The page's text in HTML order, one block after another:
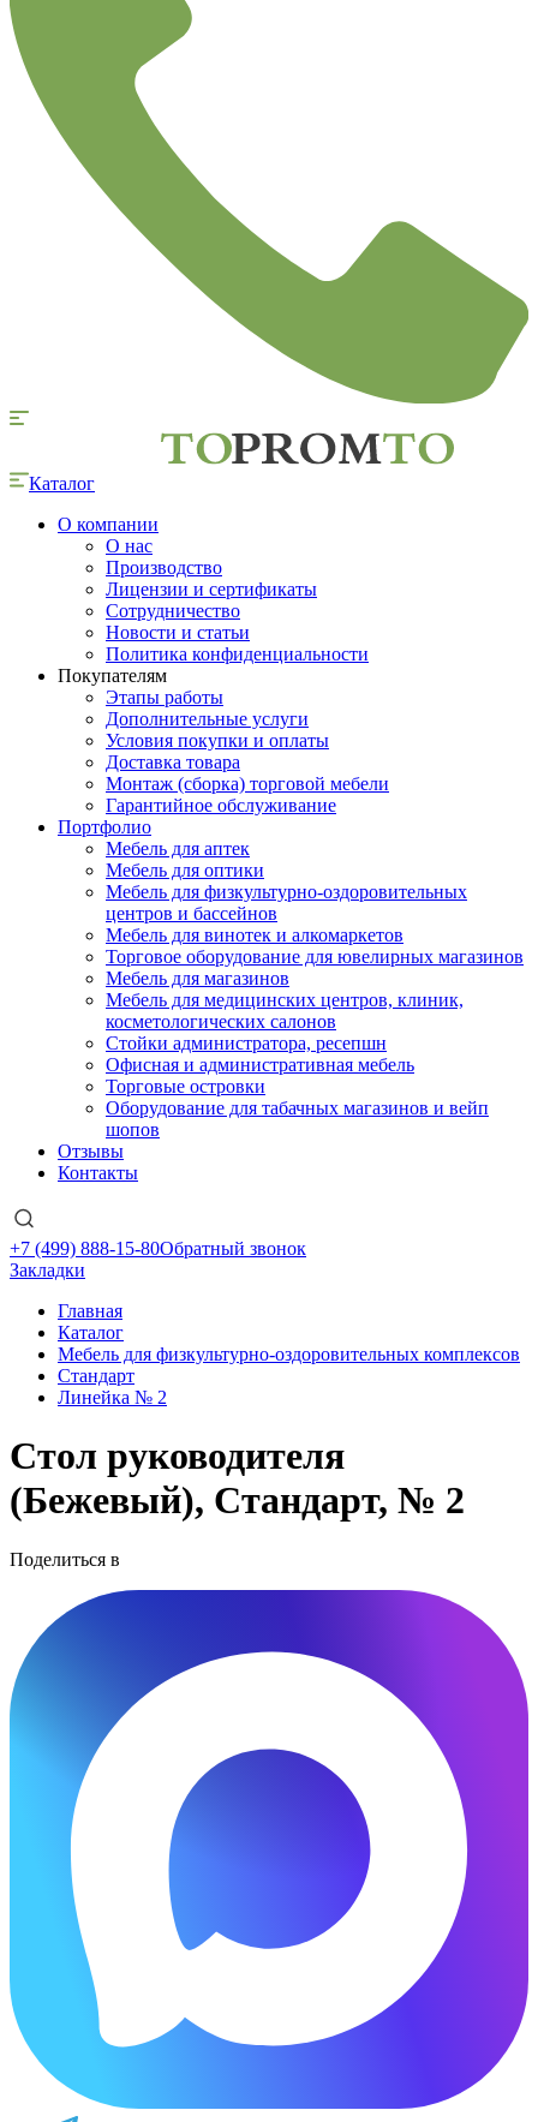
Каталог
О компании
О нас
Производство
Лицензии и сертификаты
Сотрудничество
Новости и статьи
Политика конфиденциальности
Покупателям
Этапы работы
Дополнительные услуги
Условия покупки и оплаты
Доставка товара
Монтаж (сборка) торговой мебели
Гарантийное обслуживание
Портфолио
Мебель для аптек
Мебель для оптики
Мебель для физкультурно-оздоровительных
центров и бассейнов
Мебель для винотек и алкомаркетов
Торговое оборудование для ювелирных магазинов
Мебель для магазинов
Мебель для медицинских центров, клиник,
косметологических салонов
Стойки администратора, ресепшн
Офисная и административная мебель
Торговые островки
Оборудование для табачных магазинов и вейп
шопов
Отзывы
Контакты
+7 (499) 888-15-80Обратный звонок
Закладки
Главная
Каталог
Мебель для физкультурно-оздоровительных комплексов
Стандарт
Линейка № 2
Стол руководителя
(Бежевый), Стандарт, № 2
Поделиться в